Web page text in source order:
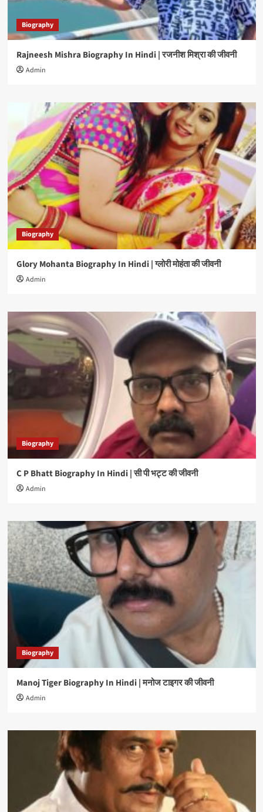
Biography
Rajneesh Mishra Biography In Hindi | रजनीश मिश्रा की जीवनी
Admin
Biography
Glory Mohanta Biography In Hindi | ग्लोरी मोहंता की जीवनी
Admin
Biography
C P Bhatt Biography In Hindi | सी पी भट्ट की जीवनी
Admin
Biography
Manoj Tiger Biography In Hindi | मनोज टाइगर की जीवनी
Admin